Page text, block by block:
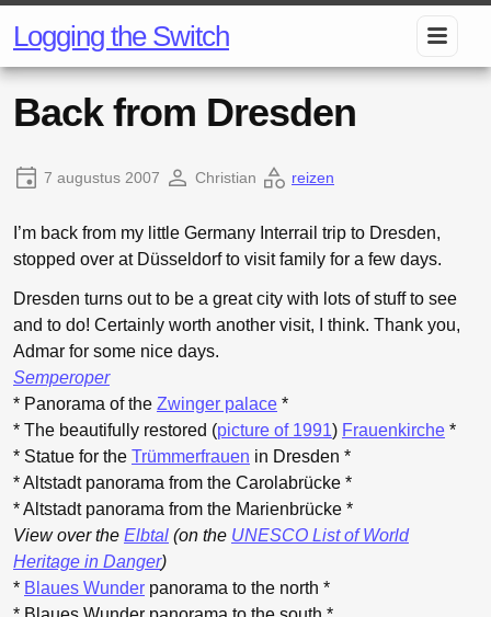
Logging the Switch
Back from Dresden
7 augustus 2007 Christian reizen
I’m back from my little Germany Interrail trip to Dresden,
stopped over at Düsseldorf to visit family for a few days.
Dresden turns out to be a great city with lots of stuff to see
and to do! Certainly worth another visit, I think. Thank you,
Admar for some nice days.
Semperoper
* Panorama of the Zwinger palace *
* The beautifully restored (picture of 1991) Frauenkirche *
* Statue for the Trümmerfrauen in Dresden *
* Altstadt panorama from the Carolabrücke *
* Altstadt panorama from the Marienbrücke *
View over the Elbtal (on the UNESCO List of World
Heritage in Danger)
* Blaues Wunder panorama to the north *